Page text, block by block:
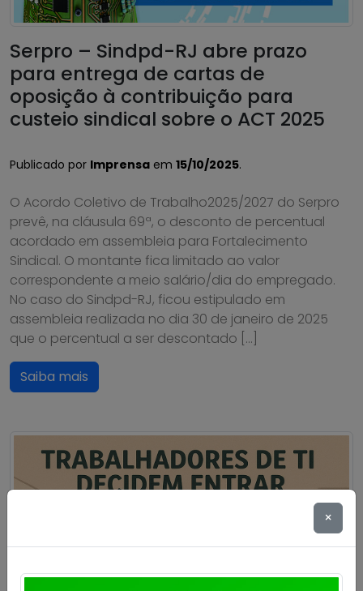
Serpro – Sindpd-RJ abre prazo
para entrega de cartas de
oposição à contribuição para
custeio sindical sobre o ACT 2025
Publicado por Imprensa em 15/10/2025.
O Acordo Coletivo de Trabalho2025/2027 do Serpro
prevê, na cláusula 69ª, o desconto de percentual
acordado em assembleia para Fortalecimento
Sindical. O montante fica limitado ao valor
correspondente a meio salário/dia do empregado.
No caso do Sindpd-RJ, ficou estipulado em
assembleia realizada no dia 30 de janeiro de 2025
que o percentual a ser descontado […]
Saiba mais
×